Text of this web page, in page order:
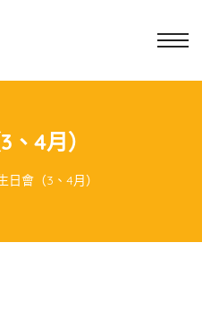
4月）
日會（3、4月）